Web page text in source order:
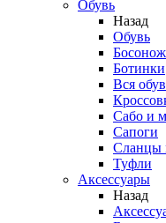
Обувь
Назад
Обувь
Ботинки
Вся
Сабо и
Сапоги
Сланцы
Туфли
Аксессуары
Назад